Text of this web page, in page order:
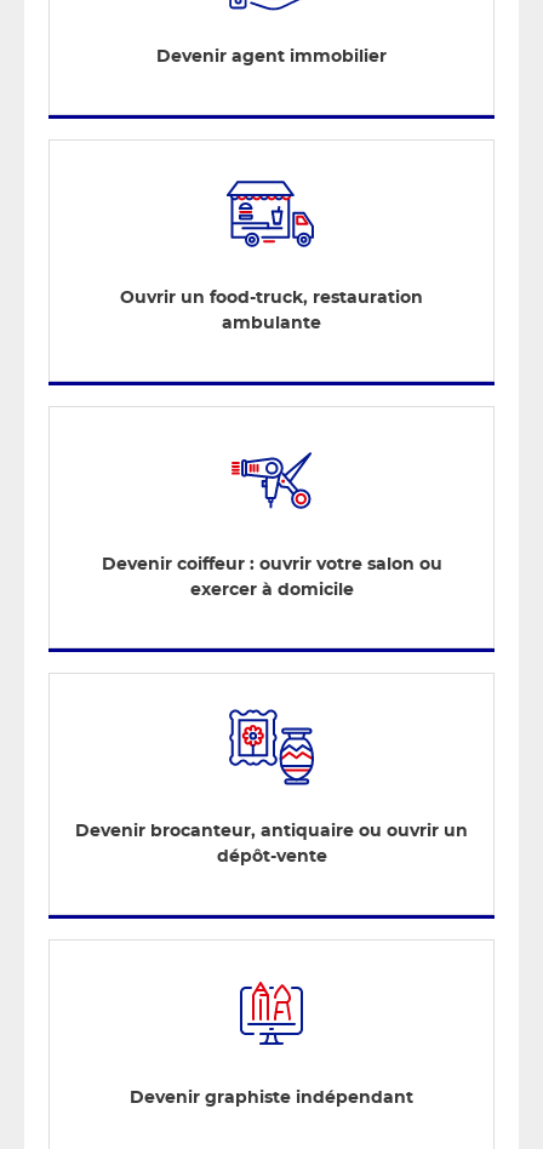
Devenir agent immobilier
Ouvrir un food-truck, restauration
ambulante
Devenir coiffeur : ouvrir votre salon ou
exercer à domicile
Devenir brocanteur, antiquaire ou ouvrir un
dépôt-vente
Devenir graphiste indépendant